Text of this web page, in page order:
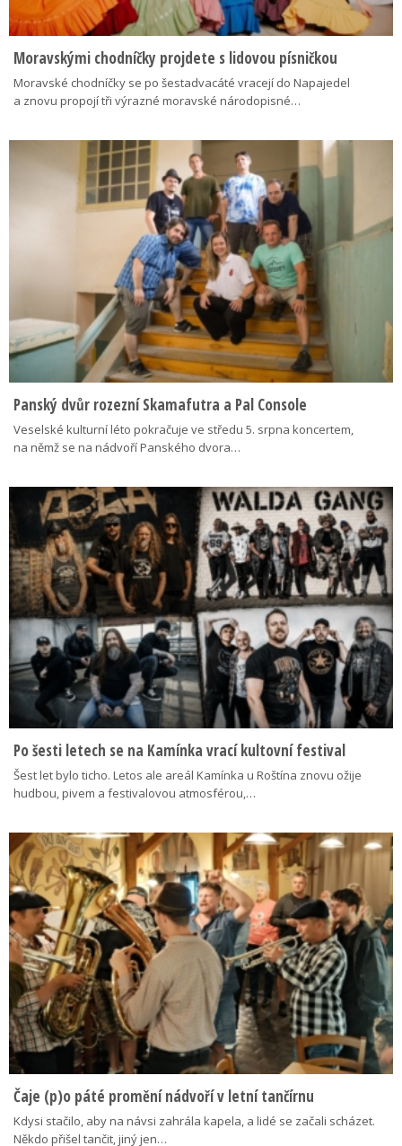
Moravskými chodníčky projdete s lidovou písničkou
Moravské chodníčky se po šestadvacáté vracejí do Napajedel
a znovu propojí tři výrazné moravské národopisné…
Panský dvůr rozezní Skamafutra a Pal Console
Veselské kulturní léto pokračuje ve středu 5. srpna koncertem,
na němž se na nádvoří Panského dvora…
Po šesti letech se na Kamínka vrací kultovní festival
Šest let bylo ticho. Letos ale areál Kamínka u Roštína znovu ožije
hudbou, pivem a festivalovou atmosférou,…
Čaje (p)o páté promění nádvoří v letní tančírnu
Kdysi stačilo, aby na návsi zahrála kapela, a lidé se začali scházet.
Někdo přišel tančit, jiný jen…